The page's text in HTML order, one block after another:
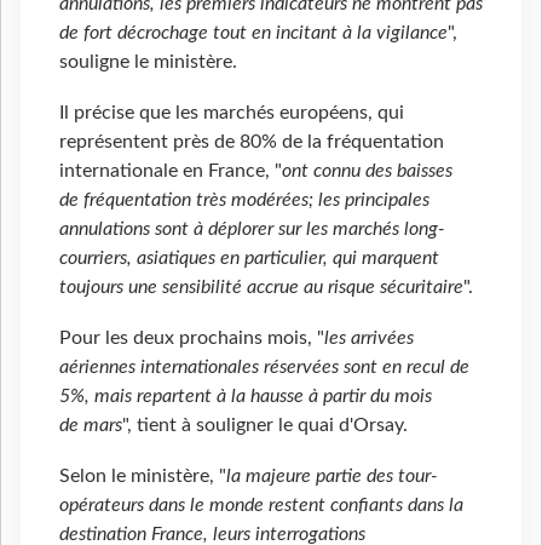
de fort décrochage tout en incitant à la vigilance",
souligne le ministère.
Il précise que les marchés européens, qui
représentent près de 80% de la fréquentation
internationale en France, "ont connu des baisses
de fréquentation très modérées; les principales
annulations sont à déplorer sur les marchés long-
courriers, asiatiques en particulier, qui marquent
toujours une sensibilité accrue au risque sécuritaire".
Pour les deux prochains mois, "les arrivées
aériennes internationales réservées sont en recul de
5%, mais repartent à la hausse à partir du mois
de mars", tient à souligner le quai d'Orsay.
Selon le ministère, "la majeure partie des tour-
opérateurs dans le monde restent confiants dans la
destination France, leurs interrogations